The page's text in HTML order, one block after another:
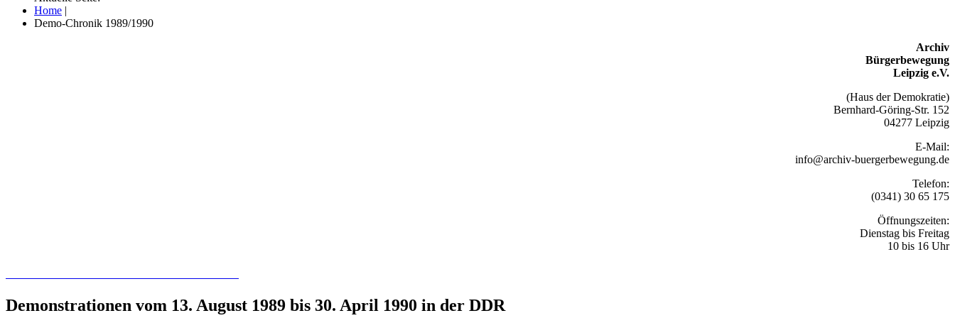
Home |
Demo-Chronik 1989/1990
Archiv
Bürgerbewegung
Leipzig e.V.
(Haus der Demokratie)
Bernhard-Göring-Str. 152
04277 Leipzig
E-Mail:
info@archiv-buergerbewegung.de
Telefon:
(0341) 30 65 175
Öffnungszeiten:
Dienstag bis Freitag
10 bis 16 Uhr
Demonstrationen vom 13. August 1989 bis 30. April 1990 in der DDR